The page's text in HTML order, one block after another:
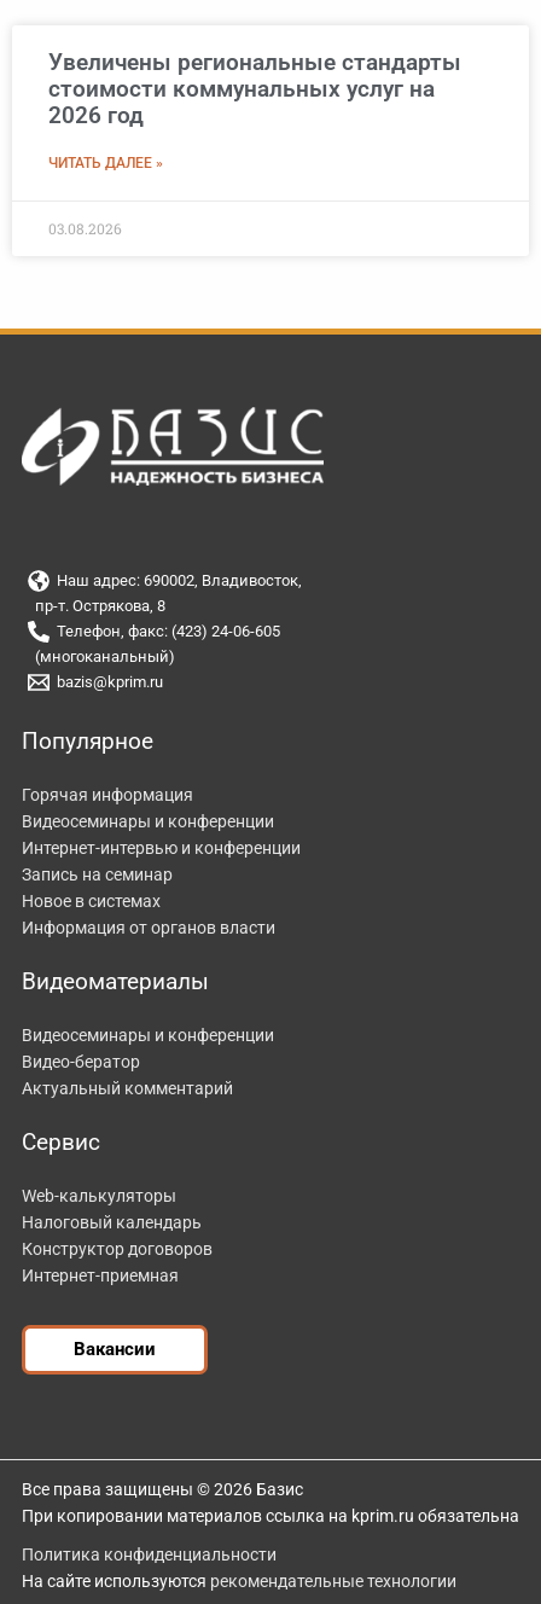
Увеличены региональные стандарты
стоимости коммунальных услуг на
2026 год
ЧИТАТЬ ДАЛЕЕ »
03.08.2026
Наш адрес: 690002, Владивосток,
пр-т. Острякова, 8
Телефон, факс: (423) 24-06-605
(многоканальный)
bazis@kprim.ru
Популярное
Горячая информация
Видеосеминары и конференции
Интернет-интервью и конференции
Запись на семинар
Новое в системах
Информация от органов власти
Видеоматериалы
Видеосеминары и конференции
Видео-бератор
Актуальный комментарий
Сервис
Web-калькуляторы
Налоговый календарь
Конструктор договоров
Интернет-приемная
Вакансии
Все права защищены © 2026 Базис
При копировании материалов ссылка на kprim.ru обязательна
Политика конфиденциальности
На сайте используются рекомендательные технологии